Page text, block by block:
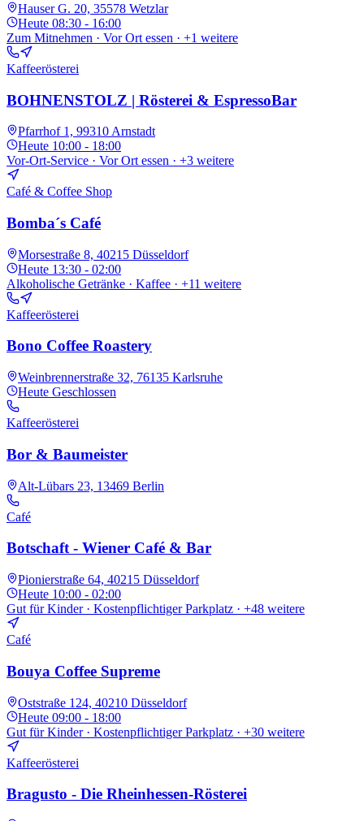
Hauser G. 20, 35578 Wetzlar
Heute 08:30 - 16:00
Zum Mitnehmen · Vor Ort essen · +1 weitere
Kaffeerösterei
BOHNENSTOLZ | Rösterei & EspressoBar
Pfarrhof 1, 99310 Arnstadt
Heute 10:00 - 18:00
Vor-Ort-Service · Vor Ort essen · +3 weitere
Café & Coffee Shop
Bomba´s Café
Morsestraße 8, 40215 Düsseldorf
Heute 13:30 - 02:00
Alkoholische Getränke · Kaffee · +11 weitere
Kaffeerösterei
Bono Coffee Roastery
Weinbrennerstraße 32, 76135 Karlsruhe
Heute Geschlossen
Kaffeerösterei
Bor & Baumeister
Alt-Lübars 23, 13469 Berlin
Café
Botschaft - Wiener Café & Bar
Pionierstraße 64, 40215 Düsseldorf
Heute 10:00 - 02:00
Gut für Kinder · Kostenpflichtiger Parkplatz · +48 weitere
Café
Bouya Coffee Supreme
Oststraße 124, 40210 Düsseldorf
Heute 09:00 - 18:00
Gut für Kinder · Kostenpflichtiger Parkplatz · +30 weitere
Kaffeerösterei
Bragusto - Die Rheinhessen-Rösterei